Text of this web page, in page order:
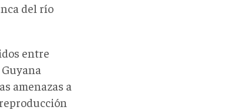
del río
entre
amenazas a